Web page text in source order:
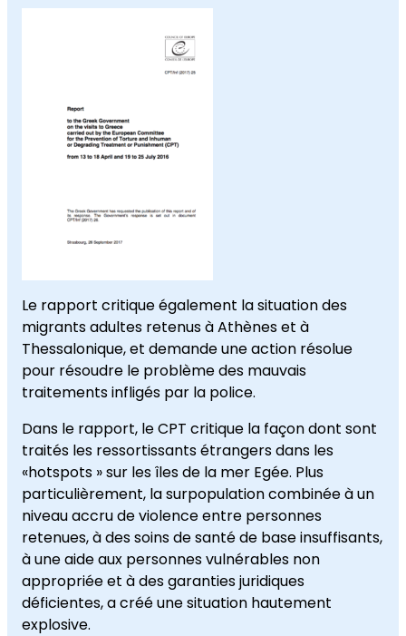
Le rapport critique également la situation des
migrants adultes retenus à Athènes et à
Thessalonique, et demande une action résolue
pour résoudre le problème des mauvais
traitements infligés par la police.
Dans le rapport, le CPT critique la façon dont sont
traités les ressortissants étrangers dans les
«hotspots » sur les îles de la mer Egée. Plus
particulièrement, la surpopulation combinée à un
niveau accru de violence entre personnes
retenues, à des soins de santé de base insuffisants,
à une aide aux personnes vulnérables non
appropriée et à des garanties juridiques
déficientes, a créé une situation hautement
explosive.